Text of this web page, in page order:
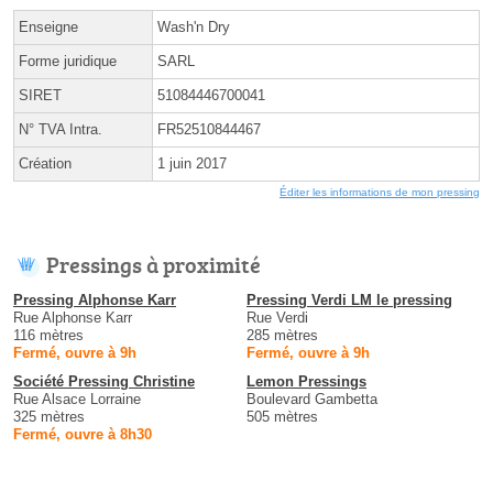
Enseigne Wash'n Dry
Forme juridique SARL
SIRET 51084446700041
N° TVA Intra. FR52510844467
Création 1 juin 2017
Éditer les informations de mon pressing
Pressings à proximité
Pressing Alphonse Karr
Rue Alphonse Karr
116 mètres
Fermé, ouvre à 9h
Pressing Verdi LM le pressing
Rue Verdi
285 mètres
Fermé, ouvre à 9h
Société Pressing Christine
Rue Alsace Lorraine
325 mètres
Fermé, ouvre à 8h30
Lemon Pressings
Boulevard Gambetta
505 mètres